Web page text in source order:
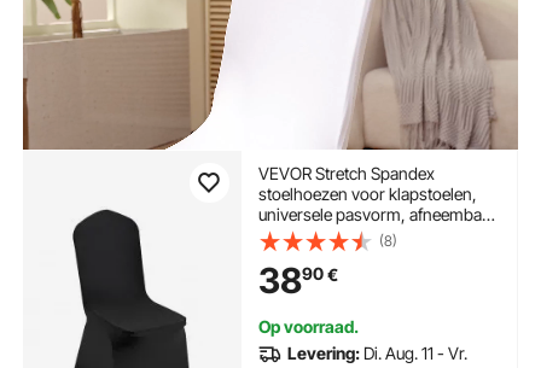
VEVOR Stretch Spandex
stoelhoezen voor klapstoelen,
universele pasvorm, afneembare
en wasbare hoezen, voor
bruiloften, feestdagen,
banketten, feesten, vieringen en
diners (30 stuks, zwart)
(8)
3890€
Op voorraad.
Levering: Di. Aug. 11 - Vr.